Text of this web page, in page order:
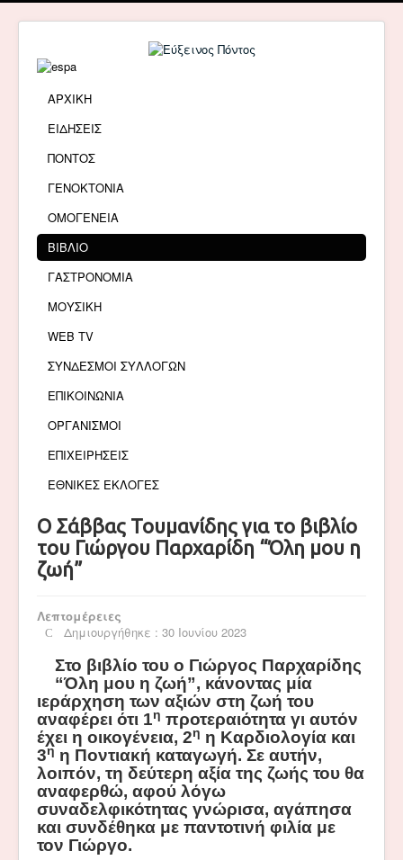
ΑΡΧΙΚΗ
ΕΙΔΗΣΕΙΣ
ΠΟΝΤΟΣ
ΓΕΝΟΚΤΟΝΙΑ
ΟΜΟΓΕΝΕΙΑ
ΒΙΒΛΙΟ
ΓΑΣΤΡΟΝΟΜΙΑ
ΜΟΥΣΙΚΗ
WEB TV
ΣΥΝΔΕΣΜΟΙ ΣΥΛΛΟΓΩΝ
ΕΠΙΚΟΙΝΩΝΙΑ
ΟΡΓΑΝΙΣΜΟΙ
ΕΠΙΧΕΙΡΗΣΕΙΣ
ΕΘΝΙΚΕΣ ΕΚΛΟΓΕΣ
Ο Σάββας Τουμανίδης για το βιβλίο
του Γιώργου Παρχαρίδη “Όλη μου η
ζωή”
Λεπτομέρειες
Δημιουργήθηκε : 30 Ιουνίου 2023
Στο βιβλίο του ο Γιώργος Παρχαρίδης
“Όλη μου η ζωή”, κάνοντας μία
ιεράρχηση των αξιών στη ζωή του
αναφέρει ότι 1η προτεραιότητα γι αυτόν
έχει η οικογένεια, 2η η Καρδιολογία και
3η η Ποντιακή καταγωγή. Σε αυτήν,
λοιπόν, τη δεύτερη αξία της ζωής του θα
αναφερθώ, αφού λόγω
συναδελφικότητας γνώρισα, αγάπησα
και συνδέθηκα με παντοτινή φιλία με
τον Γιώργο.